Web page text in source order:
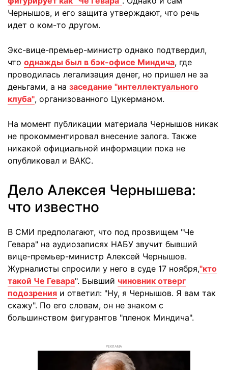
Чернышов, и его защита утверждают, что речь
идет о ком-то другом.
Экс-вице-премьер-министр однако подтвердил,
что однажды был в бэк-офисе Миндича, где
проводилась легализация денег, но пришел не за
деньгами, а на заседание "интеллектуального
клуба", организованного Цукерманом.
На момент публикации материала Чернышов никак
не прокомментировал внесение залога. Также
никакой официальной информации пока не
опубликовал и ВАКС.
Дело Алексея Чернышева:
что известно
В СМИ предполагают, что под прозвищем "Че
Гевара" на аудиозаписях НАБУ звучит бывший
вице-премьер-министр Алексей Чернышов.
Журналисты спросили у него в суде 17 ноября,"кто
такой Че Гевара". Бывший чиновник отверг
подозрения и ответил: "Ну, я Чернышов. Я вам так
скажу". По его словам, он не знаком с
большинством фигурантов "пленок Миндича".
РЕКЛАМА